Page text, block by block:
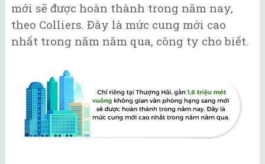
mới sẽ được hoàn thành trong năm nay,
theo Colliers. Đây là mức cung mới cao
nhất trong năm năm qua, công ty cho biết.